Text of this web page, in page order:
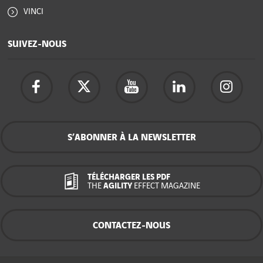
VINCI
SUIVEZ-NOUS
S’ABONNER À LA NEWSLETTER
TÉLÉCHARGER LES PDF
THE AGILITY EFFECT MAGAZINE
CONTACTEZ-NOUS